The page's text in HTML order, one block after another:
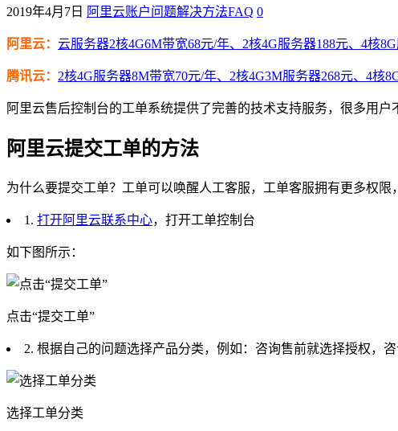
2019年4月7日 阿里云账户问题解决方法FAQ 0
阿里云： 云服务器2核4G6M带宽68元/年、2核4G服务器188元、4核
腾讯云： 2核4G服务器8M带宽70元/年、2核4G3M服务器268元、4核
阿里云售后控制台的工单系统提供了完善的技术支持服务，很多用户
阿里云提交工单的方法
为什么要提交工单？工单可以唤醒人工客服，工单客服拥有更多权
1. 打开阿里云联系中心，打开工单控制台
如下图所示：
点击“提交工单”
2. 根据自己的问题选择产品分类，例如：咨询售前就选择授权，
选择工单分类